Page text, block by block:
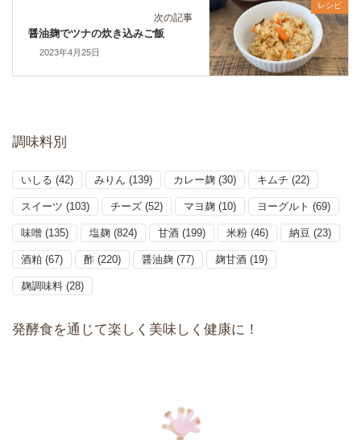
レシピ
次の記事
醤油麹でツナの炊き込みご飯
2023年4月25日
調味料別
いしる (42) みりん (139) カレー麹 (30) キムチ (22)
スイーツ (103) チーズ (52) マヨ麹 (10) ヨーグルト (69)
味噌 (135) 塩麹 (824) 甘酒 (199) 米粉 (46) 納豆 (23)
酒粕 (67) 酢 (220) 醤油麹 (77) 麹甘酒 (19)
麹調味料 (28)
発酵食を通じて楽しく美味しく健康に！